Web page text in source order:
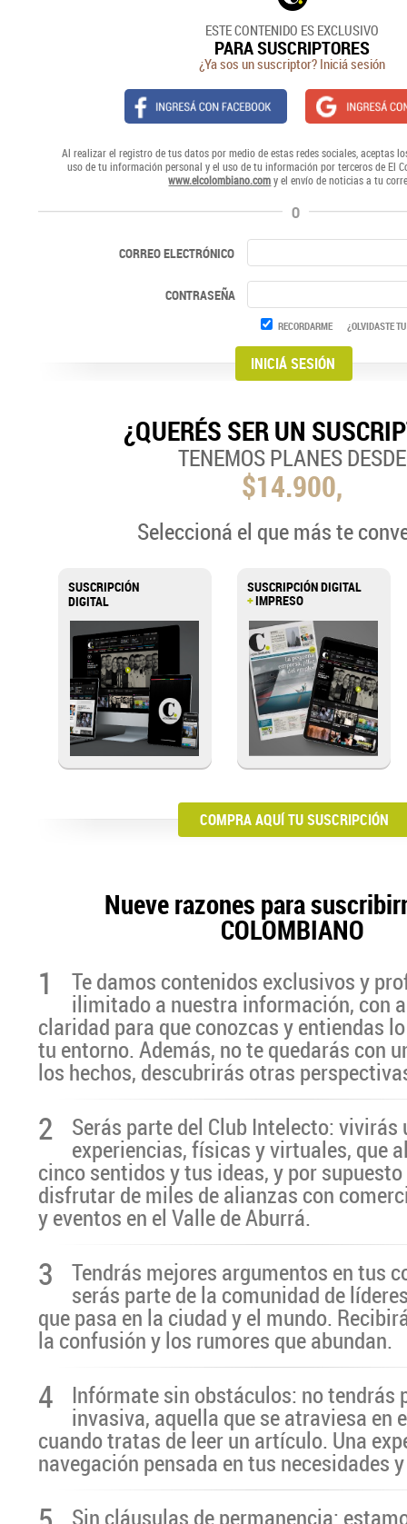
ESTE CONTENIDO ES EXCLUSIVO
PARA SUSCRIPTORES
¿Ya sos un suscriptor? Iniciá sesión
Al realizar el registro de tus datos por medio de estas redes sociales, aceptas
uso de tu información personal y el uso de tu información por terceros de El
www.elcolombiano.comy el envío de noticias a tu
O
CORREO ELECTRÓNICO
CONTRASEÑA
RECORDARME ¿OLVIDASTE TU
¿QUERÉS SER UN
TENEMOS PLANES DESDE
$14.900,
Seleccioná el que más te
SUSCRIPCIÓN
DIGITAL
SUSCRIPCIÓN DIGITAL
+IMPRESO
COMPRA AQUÍ TU SUSCRIPCIÓN
Nueve razones para
COLOMBIANO
1 Te damos contenidos exclusivos y
ilimitado a nuestra información, con
claridad para que conozcas y entiendas
tu entorno. Además, no te quedarás con
los hechos, descubrirás otras
2 Serás parte del Club Intelecto: vivirás
experiencias, físicas y virtuales, que
cinco sentidos y tus ideas, y por
disfrutar de miles de alianzas con
y eventos en el Valle de Aburrá.
3 Tendrás mejores argumentos en tus
serás parte de la comunidad de
que pasa en la ciudad y el mundo.
la confusión y los rumores que abundan.
4 Infórmate sin obstáculos: no tendrás
invasiva, aquella que se atraviesa en
cuando tratas de leer un artículo. Una
navegación pensada en tus necesidades
Sin cláusulas de permanencia: